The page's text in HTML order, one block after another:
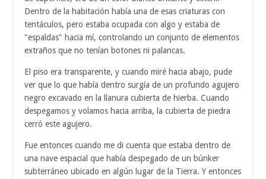
Dentro de la habitación había una de esas criaturas con
tentáculos, pero estaba ocupada con algo y estaba de
"espaldas" hacia mí, controlando un conjunto de elementos
extraños que no tenían botones ni palancas.
El piso era transparente, y cuando miré hacia abajo, pude
ver que lo que había dentro surgía de un profundo agujero
negro excavado en la llanura cubierta de hierba. Cuando
despegamos y volamos hacia arriba, la cubierta de piedra
cerró este agujero.
Fue entonces cuando me di cuenta que estaba dentro de
una nave espacial que había despegado de un búnker
subterráneo ubicado en algún lugar de la Tierra. Y entonces